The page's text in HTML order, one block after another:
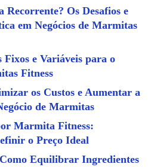
Recorrente? Os Desafios e
em Negócios de Marmitas
Fixos e Variáveis para o
Fitness
os Custos e Aumentar a
de Marmitas
Marmita Fitness:
o Preço Ideal
Equilibrar Ingredientes